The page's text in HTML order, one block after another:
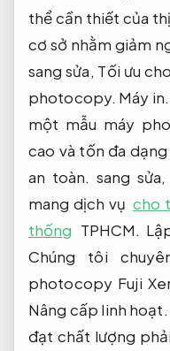
thể cần thiết của
cơ sở nhằm giảm
sang sửa, Tối ưu
photocopy. Máy in.
một mẫu máy
cao và tốn đa
an toàn. sang sửa,
mang dịch vụ cho
thống TPHCM.
Chúng tôi
photocopy Fuji
Nâng cấp linh hoạt.
đạt chất lượng